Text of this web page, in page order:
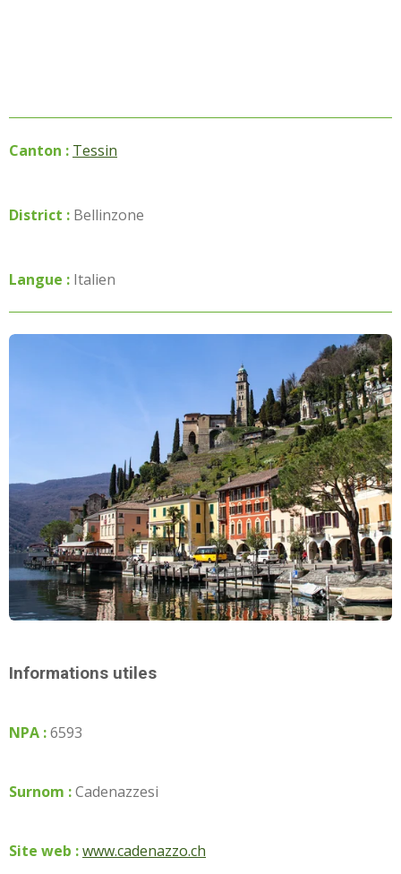
Canton : Tessin
District : Bellinzone
Langue : Italien
Informations utiles
NPA :6593
Surnom :Cadenazzesi
Site web :www.cadenazzo.ch